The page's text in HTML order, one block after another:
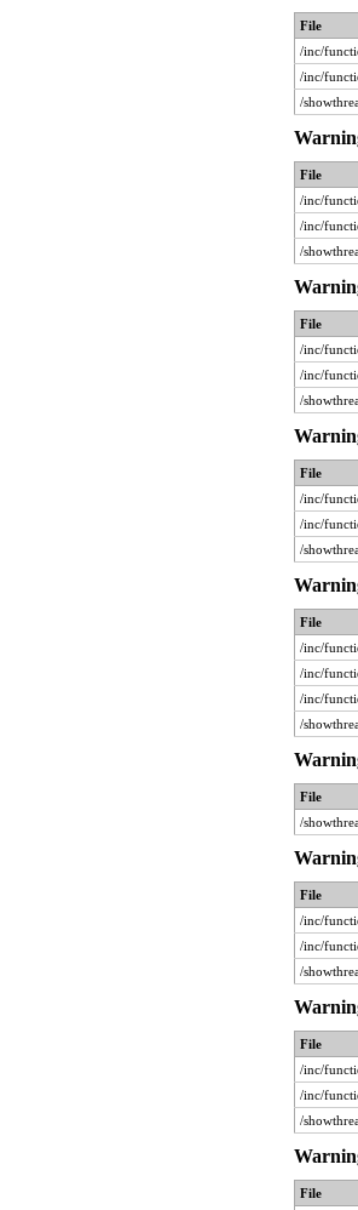
File
/inc/
/inc/
/
File
/inc/
/inc/
/
File
/inc/
/inc/
/
File
/inc/
/inc/
/
File
/inc/
/inc/
/inc/
/
File
/
File
/inc/
/inc/
/
File
/inc/
/inc/
/
File